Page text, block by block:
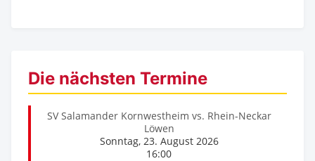
Die nächsten Termine
SV Salamander Kornwestheim vs. Rhein-Neckar
Löwen
Sonntag, 23. August 2026
16:00